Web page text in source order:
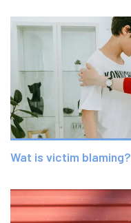
Wat is victim blaming?